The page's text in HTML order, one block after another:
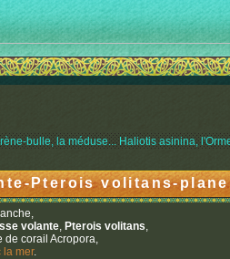
bulle, la méduse... Haliotis asinina,
Pterois volitans-
volante, Pterois volitans,
de corail Acropora,
la mer.